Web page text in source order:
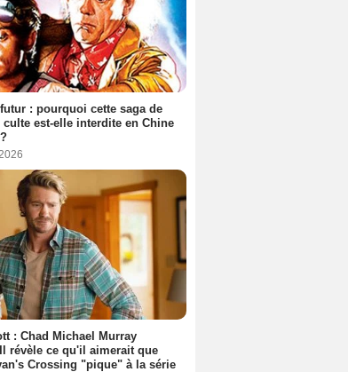
: pourquoi cette saga de
est-elle interdite en Chine
: Chad Michael Murray
révèle ce qu'il aimerait que
Crossing "pique" à la série